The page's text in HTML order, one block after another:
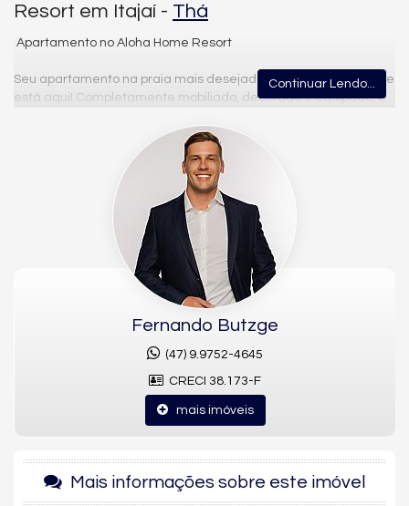
Resort em Itajaí - Thá
Apartamento no Aloha Home Resort
Seu apartamento na praia mais desejada do litoral catarinense
está aqui! Completamente mobiliado, decorado e equipado, e
apartamento vai encantar a você e sua família.
Agenda agora mesmo uma visita e venha viver os melhores
dias ao lado do mar!
O Apartamento: - 3 dormitórios sendo 1 suíte - Mobiliado,
decorado e equipado - 105m² privativos - 2 vagas de garagens
privativas - Living integrado - Sala de estar - Sala de jantar -
Cozinha - Banheiro - Área de serviço
- Condomínio possui área de lazer completa: piscina aquecida,
piscina infantil aquecida, academia, sala de yoga, mercadinho,
vestiários, 3 salões de festas (sendo um gourmet com
* Valores sujeitos à alteração sem aviso prévio.
Características do Imóvel
Ar Condicionado
Churrasqueira
Continuar Lendo...
Fernando Butzge
(47) 9.9752-4645
CRECI 38.173-F
mais imóveis
Mais informações sobre este imóvel